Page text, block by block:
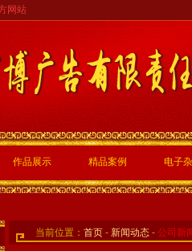
网站
作品展示 精品案例 电子
当前位置： 首页 - 新闻动态 - 公司新